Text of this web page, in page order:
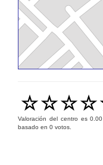
Valoración del centro es0.00
basado en 0 votos.